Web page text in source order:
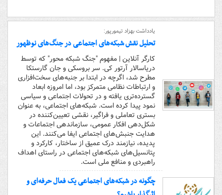
یادداشت بهزاد تیمورپور:
تحلیل نقش شبکه‌های اجتماعی در جنگ‌های نوظهور
کارگر آنلاین | مفهوم "جنگ شبکه محور" که توسط
دریاسالار آرتور کی. سر بروسکی و جان گارستکا
مطرح شد، اگرچه در ابتدا بر جنبه‌های سخت‌افزاری
و ارتباطات نظامی متمرکز بود، اما امروزه ابعاد
گسترده‌تری یافته و در تحولات اجتماعی و سیاسی
نمود پیدا کرده است. شبکه‌های اجتماعی، به عنوان
بستری تعاملی و فراگیر، نقشی تعیین‌کننده در
شکل‌دهی افکار عمومی، سازماندهی اجتماعات و
هدایت جنبش‌های اجتماعی ایفا می‌کنند. این
پدیده، نیازمند درک عمیق از ساختار، کارکرد و
پتانسیل‌های شبکه‌های اجتماعی در راستای اهداف
راهبردی و منافع ملی است.
چگونه در شبکه‌های اجتماعی یک فعال حرفه‌ای و